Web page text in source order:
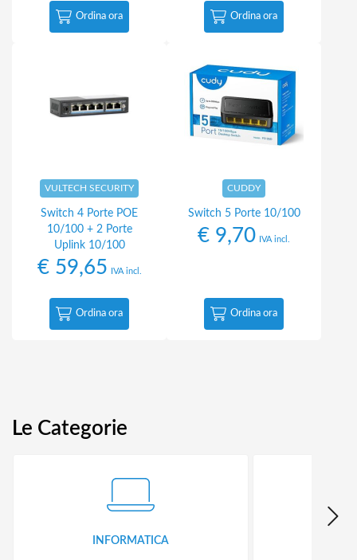
Ordina ora Ordina ora
VULTECH SECURITY
Switch 4 Porte POE
10/100 + 2 Porte
Uplink 10/100
€59,65 IVA incl.
Ordina ora
CUDDY
Switch 5 Porte 10/100
€ 9,70 IVA incl.
Ordina ora
Le Categorie
INFORMATICA